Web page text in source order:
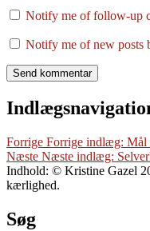
Notify me of follow-up
Notify me of new posts
Forrige Forrige indlæg: Mål
Næste Næste indlæg:
Indhold: © Kristine Gazel
kærlighed.
Søg